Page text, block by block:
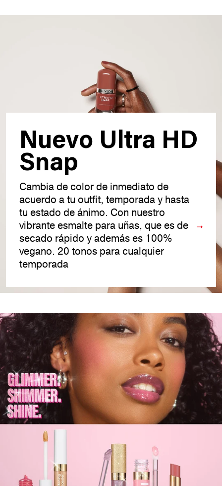
Nuevo Ultra HD
Snap
Cambia de color de inmediato de
acuerdo a tu outfit, temporada y hasta
tu estado de ánimo. Con nuestro
vibrante esmalte para uñas, que es de
secado rápido y además es 100%
vegano. 20 tonos para cualquier
temporada